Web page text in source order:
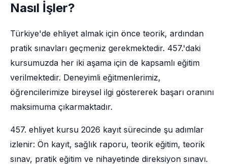
Nasıl İşler?
Türkiye'de ehliyet almak için önce teorik, ardından
pratik sınavları geçmeniz gerekmektedir. 457.'daki
kursumuzda her iki aşama için de kapsamlı eğitim
verilmektedir. Deneyimli eğitmenlerimiz,
öğrencilerimize bireysel ilgi göstererek başarı oranını
maksimuma çıkarmaktadır.
457. ehliyet kursu 2026 kayıt sürecinde şu adımlar
izlenir: Ön kayıt, sağlık raporu, teorik eğitim, teorik
sınav, pratik eğitim ve nihayetinde direksiyon sınavı.